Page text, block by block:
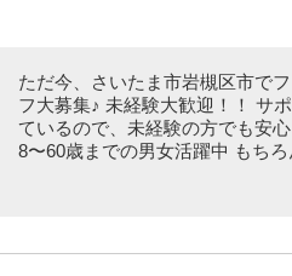
ただ今、さいたま市岩槻区市で
フ大募集♪ 未経験大歓迎！！ サ
ているので、未経験の方でも安
8〜60歳までの男女活躍中 もち